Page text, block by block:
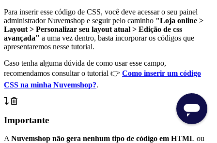
Para inserir esse código de CSS, você deve acessar o seu painel
administrador Nuvemshop e seguir pelo caminho "Loja online >
Layout > Personalizar seu layout atual > Edição de css
avançada" a uma vez dentro, basta incorporar os códigos que
apresentaremos nesse tutorial.
Caso tenha alguma dúvida de como usar esse campo,
recomendamos consultar o tutorial 👉 Como inserir um código
CSS na minha Nuvemshop?.
Importante
A Nuvemshop não gera nenhum tipo de código em HTML ou